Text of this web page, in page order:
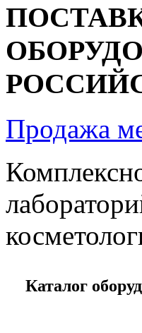
Продажа
Каталог